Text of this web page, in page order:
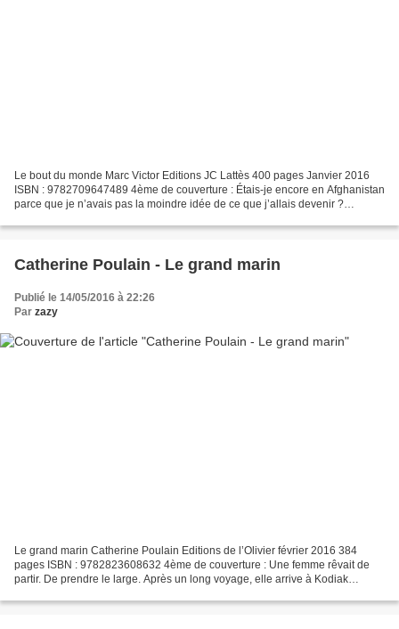
Le bout du monde Marc Victor Editions JC Lattès 400 pages Janvier 2016
ISBN : 9782709647489 4ème de couverture : Étais-je encore en Afghanistan
parce que je n’avais pas la moindre idée de ce que j’allais devenir ?
Catherine Poulain - Le grand marin
Publié le 14/05/2016 à 22:26
Par zazy
Le grand marin Catherine Poulain Editions de l’Olivier février 2016 384
pages ISBN : 9782823608632 4ème de couverture : Une femme rêvait de
partir. De prendre le large. Après un long voyage, elle arrive à Kodiak